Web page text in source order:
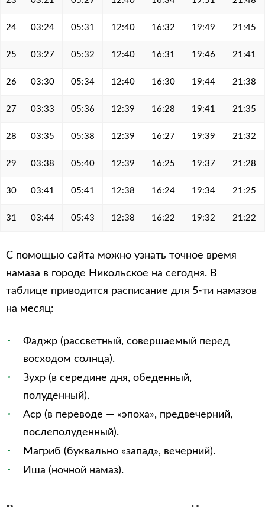
24 03:24 05:31 12:40 16:32 19:49 21:45
25 03:27 05:32 12:40 16:31 19:46 21:41
26 03:30 05:34 12:40 16:30 19:44 21:38
27 03:33 05:36 12:39 16:28 19:41 21:35
28 03:35 05:38 12:39 16:27 19:39 21:32
29 03:38 05:40 12:39 16:25 19:37 21:28
30 03:41 05:41 12:38 16:24 19:34 21:25
31 03:44 05:43 12:38 16:22 19:32 21:22
С помощью сайта можно узнать точное время
намаза в городе Никольское на сегодня. В
таблице приводится расписание для 5-ти намазов
на месяц:
Фаджр (рассветный, совершаемый перед
восходом солнца).
Зухр (в середине дня, обеденный,
полуденный).
Аср (в переводе — «эпоха», предвечерний,
послеполуденный).
Магриб (буквально «запад», вечерний).
Иша (ночной намаз).